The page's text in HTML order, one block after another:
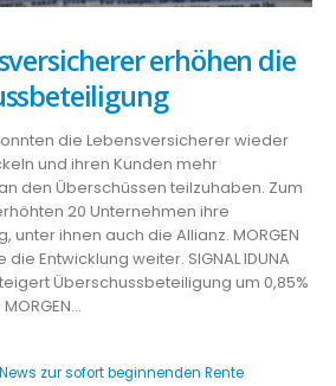
erhöhen die
die Lebensversicherer wieder
und ihren Kunden mehr
den Überschüssen teilzuhaben. Zum
20 Unternehmen ihre
unter ihnen auch die Allianz. MORGEN
die Entwicklung weiter. SIGNAL IDUNA
Überschussbeteiligung um 0,85%
zur sofort beginnenden Rente